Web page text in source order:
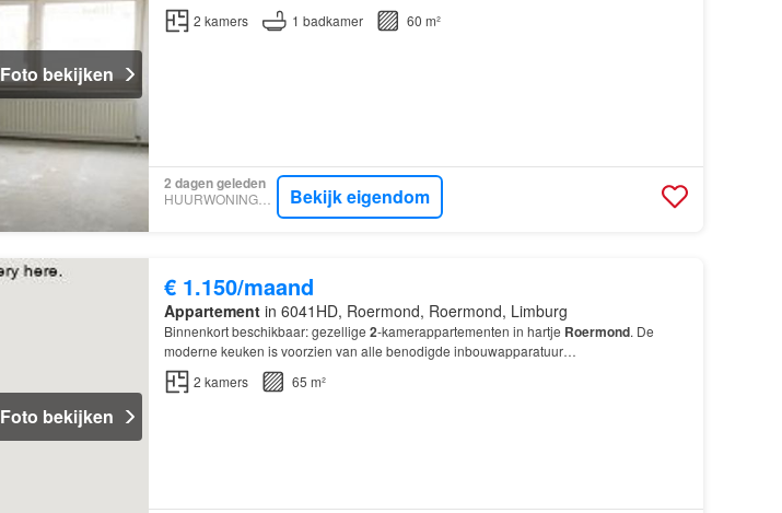
Foto bekijken
2 kamers 1 badkamer 60 m²
2 dagen geleden
HUURWONINGEN.SITE Bekijk eigendom
Foto bekijken
€ 1.150/maand
Appartementin 6041HD, Roermond, Roermond, Limburg
Binnenkort beschikbaar: gezellige 2-kamerappartementen in hartje Roermond. De
moderne keuken is voorzien van alle benodigde inbouwapparatuur…
2 kamers 65 m²